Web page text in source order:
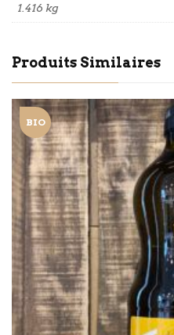
1.416 kg
Produits Similaires
BIO